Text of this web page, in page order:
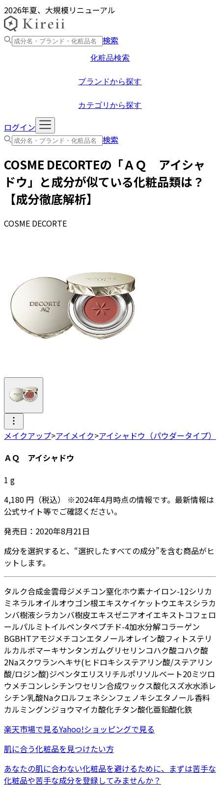
2026年夏、大規模リニューアル
検索
化粧品検索
ブランドから探す
カテゴリから探す
ログイン
検索
COSME DECORTEの「ＡＱ アイシャ
ドウ 」と成分が似ている化粧品類は？
【成分徹底解析】
COSME DECORTE
メイクアップ>アイメイク>アイシャドウ（パウダータイプ）
ＡＱ アイシャドウ
1 g
4,180 円 （税込） ※2024年4月時点の情報です。最新情報は
公式サイト等でご確認ください。
発売日： 2020年8月21日
成分を選択すると、“選択したすべての成分”を含む商品がヒ
ットします。
タルク合成金雲母ジメチコン窒化ホウ素ナイロン-12シリカ
ミネラルオイルオウゴン根エキスケイケットウエキスシラカ
ンバ樹液シラカンバ樹皮エキスゼニアオイエキス トコフェロ
ールパルミトイルペンタペプチド-4加水分解コラーゲン
BGBHTアモジメチコンエタノールオレイン酸フィトステリ
ルカルボマーキサンタンガムグリセリンコハク酸コハク酸
2Naスクワランヘキサ(ヒドロキシステアリン酸/ステアリン
酸/ロジン酸)ジペンタエリスリチルポリソルベート20ミツロ
ウメチコンレシチンワセリン合成ワックス酸化スズ水水添レ
シチン乳酸Naクロルフェネシンフェノキシエタノール香料
カルミングンジョウマイカ酸化チタン酸化亜鉛酸化鉄
楽天市場で見るYahoo!ショッピングで見る
肌に合う化粧品を見つけたい方
あなたの肌に合わない化粧品を避けるために、まずは苦手な
化粧品や苦手な成分を登録してみませんか？